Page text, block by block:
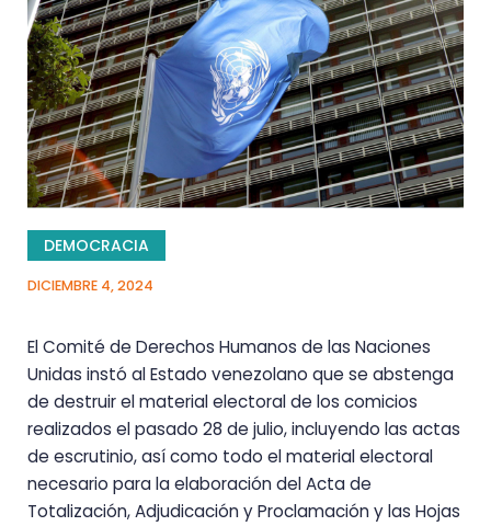
DEMOCRACIA
DICIEMBRE 4, 2024
El Comité de Derechos Humanos de las Naciones
Unidas instó al Estado venezolano que se abstenga
de destruir el material electoral de los comicios
realizados el pasado 28 de julio, incluyendo las actas
de escrutinio, así como todo el material electoral
necesario para la elaboración del Acta de
Totalización, Adjudicación y Proclamación y las Hojas